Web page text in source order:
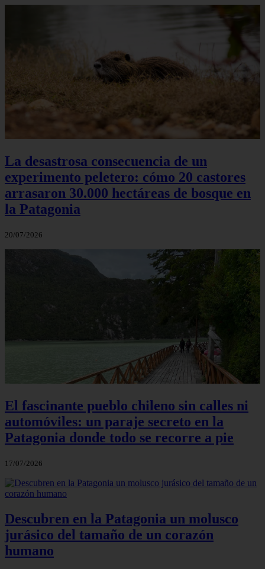
La desastrosa consecuencia de un
experimento peletero: cómo 20 castores
arrasaron 30.000 hectáreas de bosque en
la Patagonia
20/07/2026
El fascinante pueblo chileno sin calles ni
automóviles: un paraje secreto en la
Patagonia donde todo se recorre a pie
17/07/2026
Descubren en la Patagonia un molusco
jurásico del tamaño de un corazón
humano